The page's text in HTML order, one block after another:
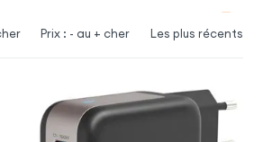
Prix : - au + cher Les plus récents